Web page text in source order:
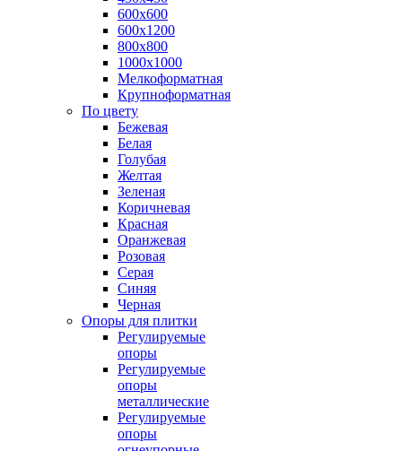
600х600
600х1200
800х800
1000х1000
Мелкоформатная
Крупноформатная
По цвету
Бежевая
Белая
Голубая
Желтая
Зеленая
Коричневая
Красная
Оранжевая
Розовая
Серая
Синяя
Черная
Опоры для плитки
Регулируемые
опоры
Регулируемые
опоры
металлические
Регулируемые
опоры